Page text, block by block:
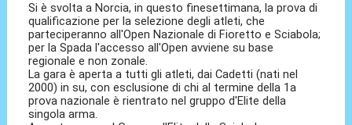
Si è svolta a Norcia, in questo finesettimana, la prova di
qualificazione per la selezione degli atleti, che
parteciperanno all'Open Nazionale di Fioretto e Sciabola;
per la Spada l'accesso all'Open avviene su base
regionale e non zonale.
La gara è aperta a tutti gli atleti, dai Cadetti (nati nel
2000) in su, con esclusione di chi al termine della 1a
prova nazionale è rientrato nel gruppo d'Elite della
singola arma.